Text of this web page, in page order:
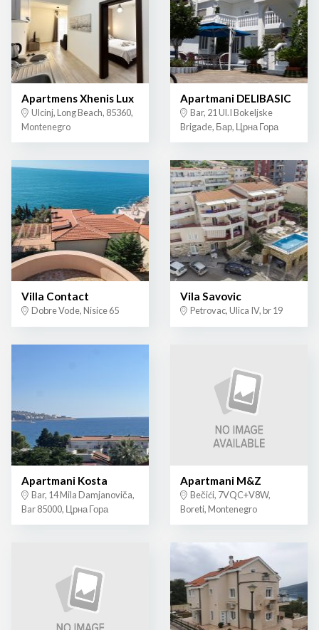
Apartmens Xhenis Lux
Ulcinj, Long Beach, 85360,
Montenegro
Apartmani DELIBASIC
Bar, 21 Ul.I Bokeljske
Brigade, Бар, Црна Гора
Villa Contact
Dobre Vode, Nisice 65
Vila Savovic
Petrovac, Ulica IV, br 19
Apartmani Kosta
Bar, 14 Mila Damjanoviča,
Bar 85000, Црна Гора
Apartmani M&Z
Bečići, 7VQC+V8W,
Boreti, Montenegro